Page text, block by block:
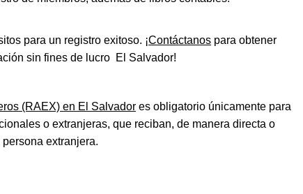
para un registro exitoso. ¡Contáctanos para obtener
sin fines de lucro El Salvador!
(RAEX) en El Salvador es obligatorio únicamente para
o extranjeras, que reciban, de manera directa o
extranjera.